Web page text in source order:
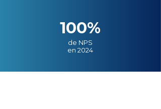
100%
de NPS
en 2024